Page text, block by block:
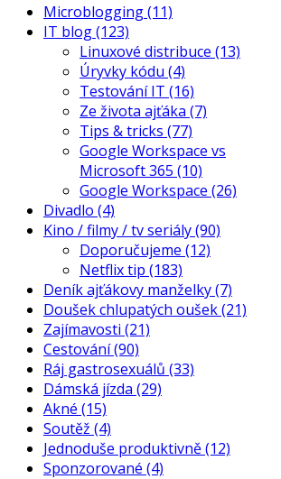
Microblogging(11)
IT blog(123)
Linuxové distribuce (13)
Úryvky kódu (4)
Testování IT (16)
Ze života ajťáka (7)
Tips & tricks (77)
Google Workspace vs
Microsoft 365 (10)
Google Workspace (26)
Divadlo (4)
Kino / filmy / tv seriály(90)
Doporučujeme (12)
Netflix tip (183)
Deník ajťákovy manželky(7)
Doušek chlupatých oušek(21)
Zajímavosti (21)
Cestování(90)
Ráj gastrosexuálů (33)
Dámská jízda (29)
Akné (15)
Soutěž (4)
Jednoduše produktivně(12)
Sponzorované (4)